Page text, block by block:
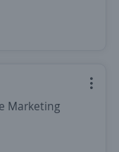
Marketing